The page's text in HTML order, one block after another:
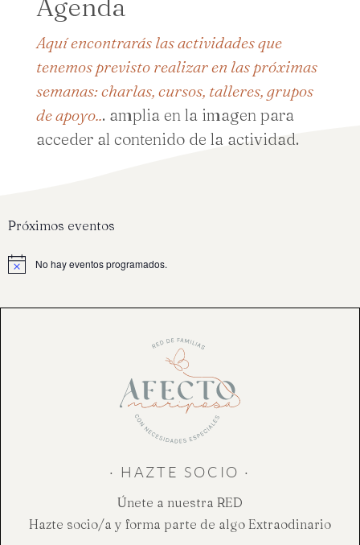
Agenda
Aquí encontrarás las actividades que
tenemos previsto realizar en las próximas
semanas: charlas, cursos, talleres, grupos
de apoyo... amplia en la imagen para
acceder al contenido de la actividad.
Próximos eventos
s
No hay eventos programados.
· HAZTE SOCIO ·
Únete a nuestra RED
Hazte socio/a y forma parte de algo Extraodinario